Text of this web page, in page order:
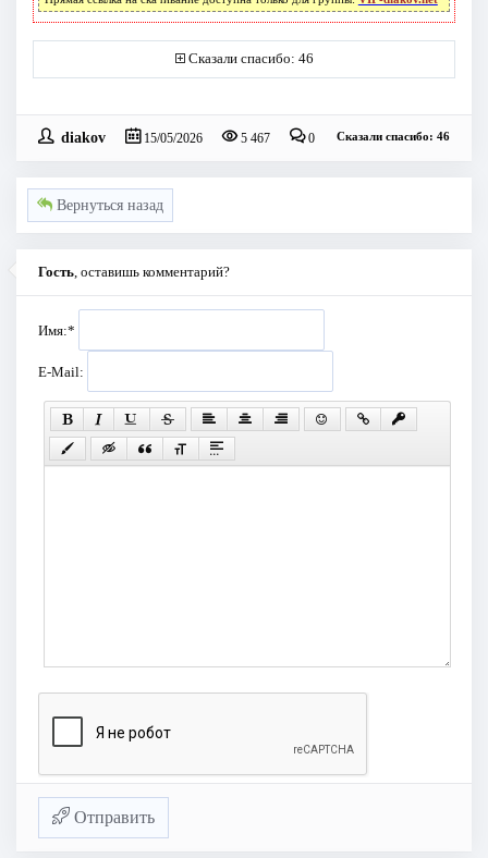
Сказали спасибо: 46
diakov 15/05/2026 5 467 0 Сказали спасибо: 46
Вернуться назад
Гость , оставишь комментарий?
Имя:*
E-Mail:
Отправить